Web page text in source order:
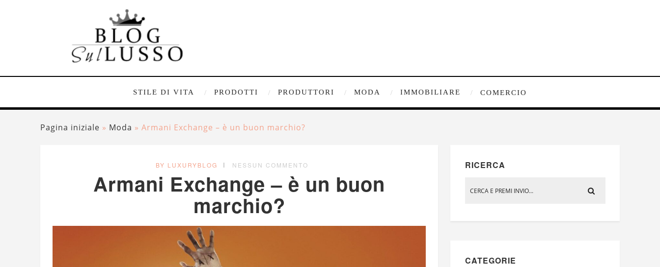
STILE DI VITA PRODOTTI PRODUTTORI MODA IMMOBILIARE COMERCIO
Pagina iniziale » Moda » Armani Exchange – è un buon marchio?
BY LUXURYBLOG NESSUN COMMENTO
Armani Exchange – è un buon
marchio?
RICERCA
CATEGORIE